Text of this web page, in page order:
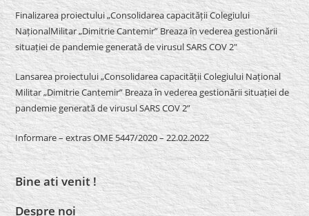
Finalizarea proiectului „Consolidarea capacității Colegiului
NaționalMilitar „Dimitrie Cantemir” Breaza în vederea gestionării
situației de pandemie generată de virusul SARS COV 2″
Lansarea proiectului „Consolidarea capacității Colegiului Național
Militar „Dimitrie Cantemir” Breaza în vederea gestionării situației de
pandemie generată de virusul SARS COV 2”
Informare – extras OME 5447/2020 – 22.02.2022
Bine ati venit !
Despre noi